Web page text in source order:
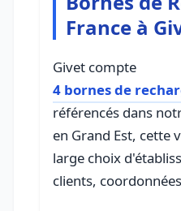
France à
Givet compte
4 bornes de
référencés dans
en Grand Est, cette
large choix
clients,